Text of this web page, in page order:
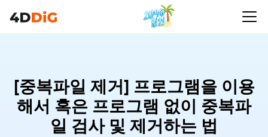
[중복파일 제거] 프로그램을 이용
해서 혹은 프로그램 없이 중복파
일 검사 및 제거하는 법